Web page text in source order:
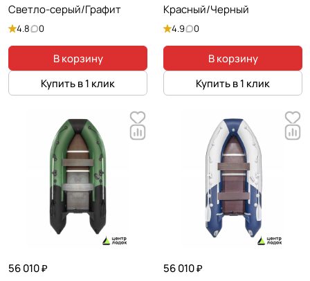
Светло-серый/Графит
4.8 0
В корзину
Купить в 1 клик
Красный/Черный
4.9 0
В корзину
Купить в 1 клик
56 010 ₽
56 010 ₽